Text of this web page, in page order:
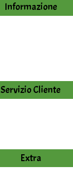
Informazione
Servizio Cliente
Extra